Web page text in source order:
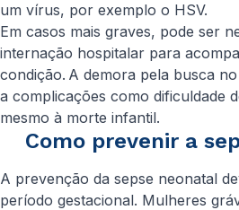
um vírus, por exemplo o HSV.
Em casos mais graves, pode ser
internação hospitalar para
condição. A demora pela busca
a complicações como dificuldade
mesmo à morte infantil.
Como prevenir a
A prevenção da sepse neonatal
período gestacional. Mulheres